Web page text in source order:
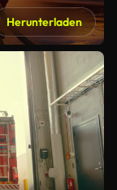
Herunterladen